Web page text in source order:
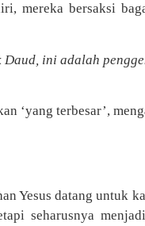
mereka bersaksi
Daud, ini adalah
‘yang terbesar’,
Yesus datang untuk
seharusnya